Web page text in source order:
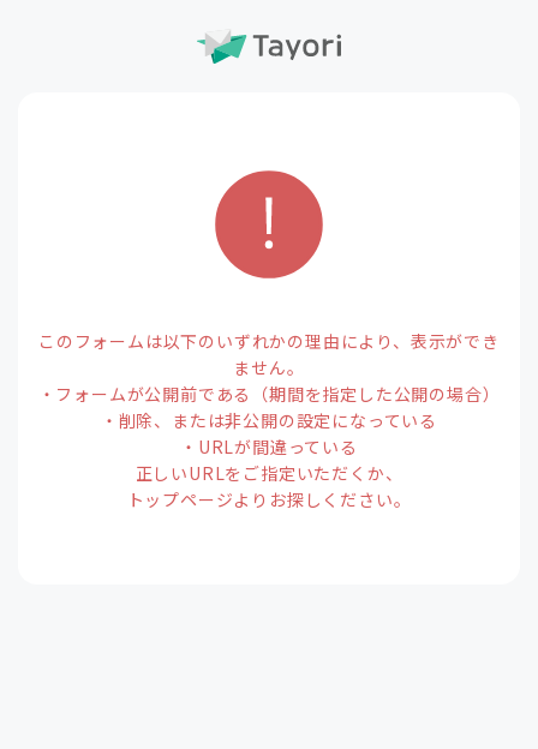
このフォームは以下のいずれかの理由により、表示ができ
ません。
・フォームが公開前である（期間を指定した公開の場合）
・削除、または非公開の設定になっている
・URLが間違っている
正しいURLをご指定いただくか、
トップページよりお探しください。